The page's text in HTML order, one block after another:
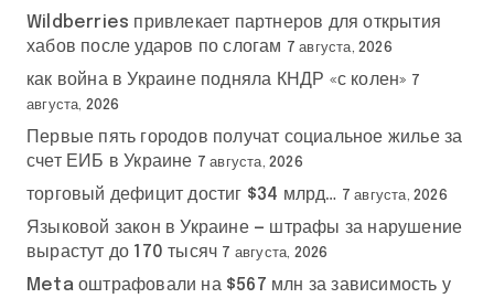
Wildberries привлекает партнеров для открытия
хабов после ударов по слогам 7 августа, 2026
как война в Украине подняла КНДР «с колен» 7
августа, 2026
Первые пять городов получат социальное жилье за
счет ЕИБ в Украине 7 августа, 2026
торговый дефицит достиг $34 млрд… 7 августа, 2026
Языковой закон в Украине — штрафы за нарушение
вырастут до 170 тысяч 7 августа, 2026
Meta оштрафовали на $567 млн за зависимость у